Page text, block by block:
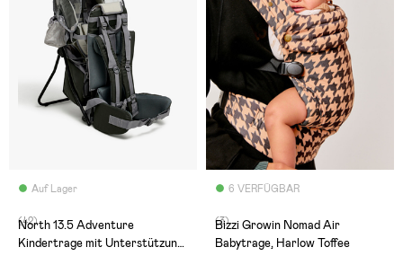
Auf Lager
(42)
North 13.5 Adventure
Kindertrage mit Unterstützung,
6 VERFÜGBAR
(3)
Bizzi Growin Nomad Air
Babytrage, Harlow Toffee